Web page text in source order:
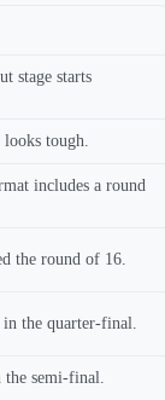
stage starts
looks tough.
includes a round
the round of 16.
in the quarter-final.
the semi-final.